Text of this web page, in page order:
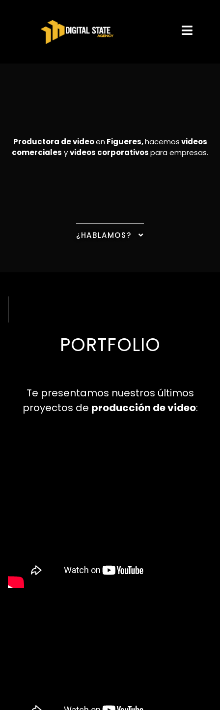
Productora de videoen Figueres,hacemosvideos
comerciales yvideos corporativospara empresas.
¿HABLAMOS?
PORTFOLIO
Te presentamos nuestros últimos
proyectos de producción de video: